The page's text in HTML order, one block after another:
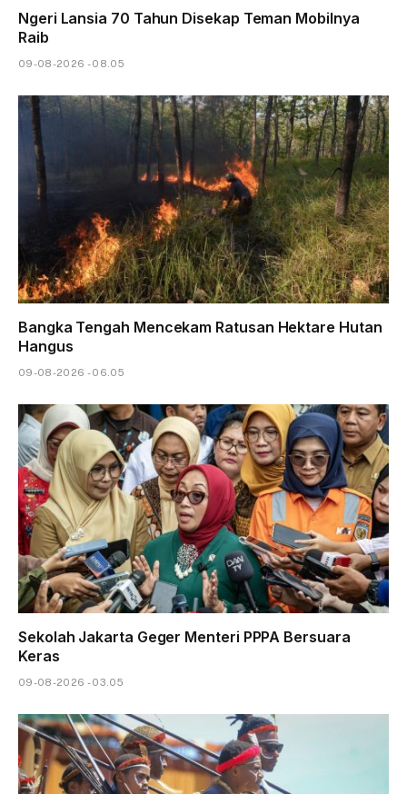
Ngeri Lansia 70 Tahun Disekap Teman Mobilnya
Raib
09-08-2026 - 08.05
Bangka Tengah Mencekam Ratusan Hektare Hutan
Hangus
09-08-2026 - 06.05
Sekolah Jakarta Geger Menteri PPPA Bersuara
Keras
09-08-2026 - 03.05